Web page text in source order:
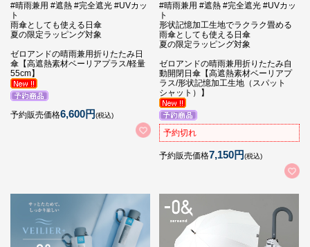
#晴雨兼用 #遮熱 #完全遮光 #UVカッ
ト
雨傘としても使える日傘
夏の限定ラッピング対象
ゼロアンドの晴雨兼用折りたたみ日
傘【高遮熱素材ベーリアプラス/軽量
55cm】
予約販売価格6,600円(税込)
#晴雨兼用 #遮熱 #完全遮光 #UVカッ
ト
形状記憶加工生地でラクラク畳める
雨傘としても使える日傘
夏の限定ラッピング対象
ゼロアンドの晴雨兼用折りたたみ自
動開閉日傘【高遮熱素材ベーリアプ
ラス/形状記憶加工生地（スパット
シャット）】
予約切れ
予約販売価格7,150円(税込)